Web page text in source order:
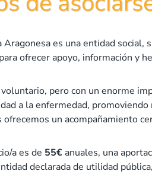
Aragonesa es una entidad
ofrecer apoyo, información y
pero con un enorme
a la enfermedad,
un acompañamiento
a es de 55€ anuales, una
declarada de utilidad